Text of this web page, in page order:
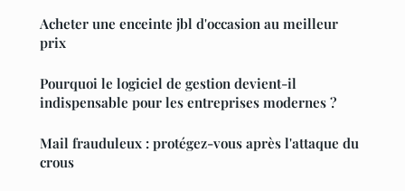
Acheter une enceinte jbl d'occasion au meilleur
prix
Pourquoi le logiciel de gestion devient-il
indispensable pour les entreprises modernes ?
Mail frauduleux : protégez-vous après l'attaque du
crous